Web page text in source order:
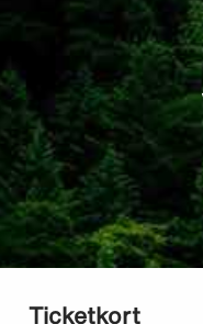
Ticketkort